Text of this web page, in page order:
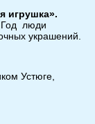
игрушка».
Год люди
украшений.
Устюге,